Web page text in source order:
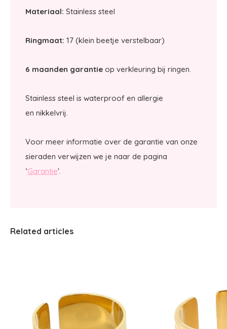
Materiaal: Stainless steel
Ringmaat: 17 (klein beetje verstelbaar)
6 maanden garantie op verkleuring bij ringen.
Stainless steel is waterproof en allergie
en nikkelvrij.
Voor meer informatie over de garantie van onze
sieraden verwijzen we je naar de pagina
‘Garantie'.
Related articles